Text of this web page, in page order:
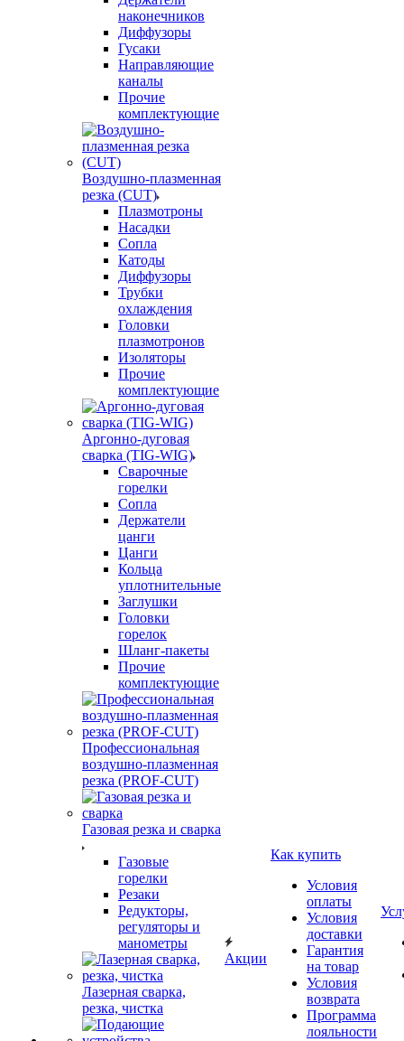
наконечников
Диффузоры
Гусаки
Направляющие
каналы
Прочие
комплектующие
Воздушно-плазменная
резка (CUT)
Плазмотроны
Насадки
Сопла
Катоды
Диффузоры
Трубки
охлаждения
Головки
плазмотронов
Изоляторы
Прочие
комплектующие
Аргонно-дуговая
сварка (TIG-WIG)
Сварочные
горелки
Сопла
Держатели
цанги
Цанги
Кольца
уплотнительные
Заглушки
Головки
горелок
Шланг-пакеты
Прочие
комплектующие
Профессиональная
воздушно-плазменная
резка (PROF-CUT)
Газовая резка и сварка
Газовые
горелки
Резаки
Редукторы,
регуляторы и
манометры
Лазерная сварка,
резка, чистка
Акции
Как купить
Условия
оплаты
Условия
доставки
Гарантия
на товар
Условия
возврата
Программа
лояльности